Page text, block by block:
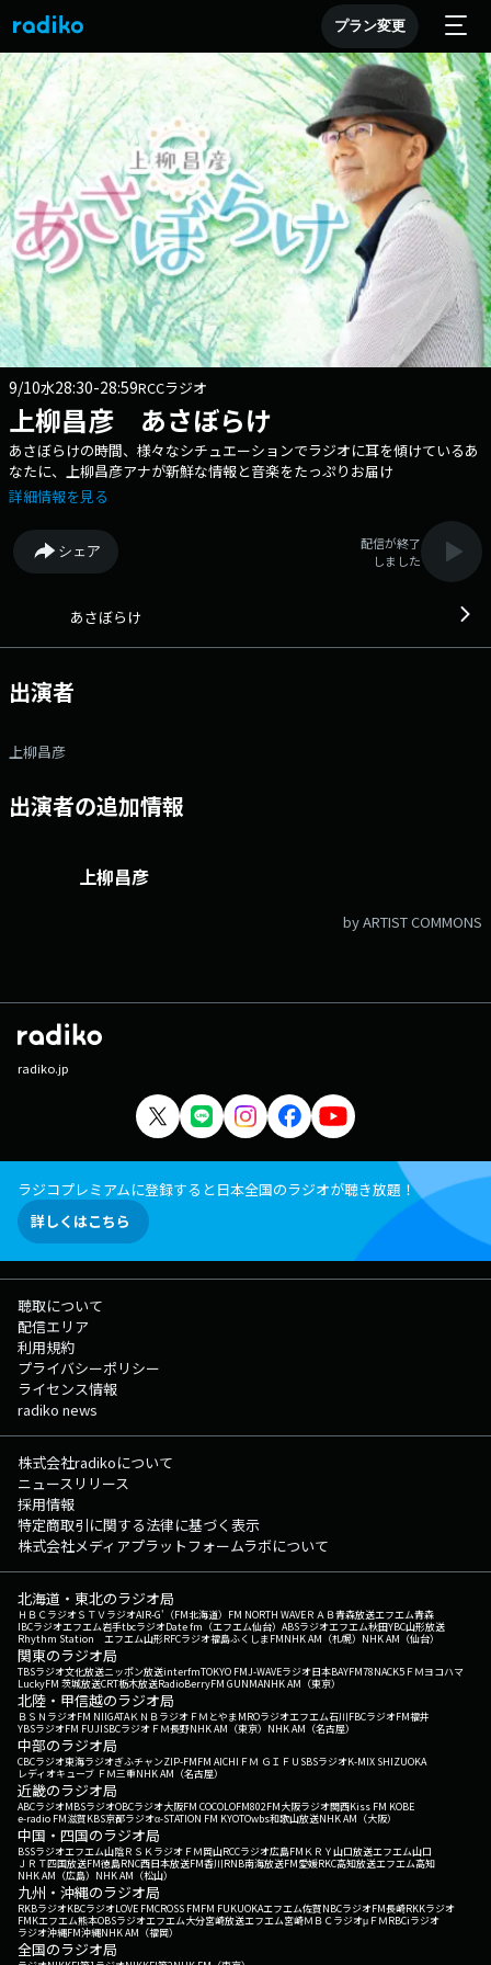
プラン変更
9/10水28:30-28:59RCCラジオ
上柳昌彦 あさぼらけ
あさぼらけの時間、様々なシチュエーションでラジオに耳を傾けているあ
なたに、上柳昌彦アナが新鮮な情報と音楽をたっぷりお届け
詳細情報を見る
シェア
配信が終了
しました
あさぼらけ
出演者
上柳昌彦
出演者の追加情報
上柳昌彦
by ARTIST COMMONS
radiko.jp
ラジコプレミアムに登録すると日本全国のラジオが聴き放題！
詳しくはこちら
聴取について
配信エリア
利用規約
プライバシーポリシー
ライセンス情報
radiko news
株式会社radikoについて
ニュースリリース
採用情報
特定商取引に関する法律に基づく表示
株式会社メディアプラットフォームラボについて
北海道・東北のラジオ局
ＨＢＣラジオＳＴＶラジオAIR-G'（FM北海道） FM NORTH WAVEＲＡＢ青森放送エフエム青森
IBCラジオエフエム岩手tbcラジオDate fm（エフエム仙台） ABSラジオエフエム秋田YBC山形放送
Rhythm Station エフエム山形RFCラジオ福島ふくしまFMNHK AM（札幌） NHK AM（仙台）
関東のラジオ局
TBSラジオ文化放送ニッポン放送interfmTOKYO FMJ-WAVEラジオ日本BAYFM78NACK5 ＦＭヨコハマ
LuckyFM 茨城放送CRT栃木放送RadioBerryFM GUNMANHK AM（東京）
北陸・甲信越のラジオ局
ＢＳＮラジオFM NIIGATAＫＮＢラジオ ＦＭとやまMROラジオエフエム石川FBCラジオFM福井
YBSラジオFM FUJISBCラジオ ＦＭ長野NHK AM（東京） NHK AM（名古屋）
中部のラジオ局
CBCラジオ東海ラジオぎふチャンZIP-FMFM AICHI ＦＭ ＧＩＦＵ SBSラジオK-MIX SHIZUOKA
レディオキューブ ＦＭ三重NHK AM（名古屋）
近畿のラジオ局
ABCラジオMBSラジオOBCラジオ大阪FM COCOLOFM802FM大阪ラジオ関西Kiss FM KOBE
e-radio FM滋賀KBS京都ラジオα-STATION FM KYOTOwbs和歌山放送NHK AM（大阪）
中国・四国のラジオ局
BSSラジオエフエム山陰ＲＳＫラジオ ＦＭ岡山RCCラジオ広島FM ＫＲＹ山口放送エフエム山口
ＪＲＴ四国放送FM徳島RNC西日本放送FM香川RNB南海放送FM愛媛RKC高知放送エフエム高知
NHK AM（広島） NHK AM（松山）
九州・沖縄のラジオ局
RKBラジオKBCラジオLOVE FMCROSS FMFM FUKUOKAエフエム佐賀NBCラジオFM長崎RKKラジオ
FMKエフエム熊本OBSラジオエフエム大分宮崎放送エフエム宮崎ＭＢＣラジオμＦＭRBCiラジオ
ラジオ沖縄FM沖縄NHK AM（福岡）
全国のラジオ局